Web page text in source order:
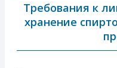
Требования к
хранение